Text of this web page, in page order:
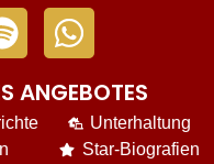
ANGEBOTES
Unterhaltung
Star-Biografien